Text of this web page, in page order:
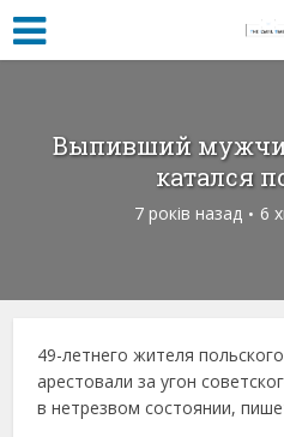
Выпивший
катался
7 років назад 6
49-летнего жителя
арестовали за угон
в нетрезвом состоянии,